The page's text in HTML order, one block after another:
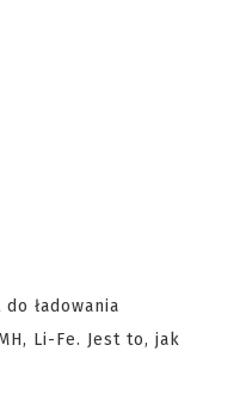
ładowania
Li-Fe. Jest to, jak